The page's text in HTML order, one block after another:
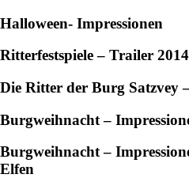
Halloween- Impressionen
Ritterfestspiele – Trailer 2014
Die Ritter der Burg Satzvey
Burgweihnacht –
Burgweihnacht –
Elfen